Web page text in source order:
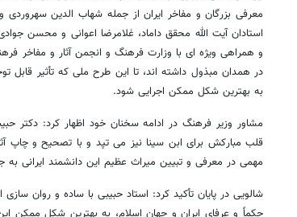
معرفی بزرگان و مفاخر ایران از جمله شهاب الدین سهروردی
استادان آیت الله محقق داماد، غلامرضا اعوانی و محسن
و همراهی ویژه ای با وزارت فرهنگ و انجمن آثار و مفاخر
در همدان مبذول داشته اند، تا این طرح ملی که تأثیر
به بهترین شکل ممکن اجرایی شود.
مشاور وزیر فرهنگ در ادامه سخنان خود اظهار کرد: دکتر
قلب مبارکش برای ابن سینا نیز می تپد و با تصحیح و چاپ
مهمی در معرفی و تبیین میراث عظیم این دانشمند ایرانی به
شالویی در پایان تأکید کرد: استاد حبیبی با ساده و روان
حکماً و عرفای ایران و جهان اسلام، به بهترین شکل ممکن